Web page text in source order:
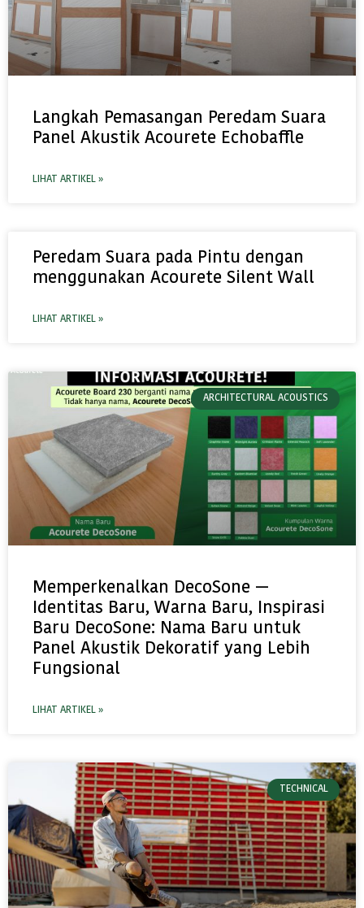
Langkah Pemasangan Peredam Suara
Panel Akustik Acourete Echobaffle
LIHAT ARTIKEL »
Peredam Suara pada Pintu dengan
menggunakan Acourete Silent Wall
LIHAT ARTIKEL »
ARCHITECTURAL ACOUSTICS
Memperkenalkan DecoSone —
Identitas Baru, Warna Baru, Inspirasi
Baru DecoSone: Nama Baru untuk
Panel Akustik Dekoratif yang Lebih
Fungsional
LIHAT ARTIKEL »
TECHNICAL